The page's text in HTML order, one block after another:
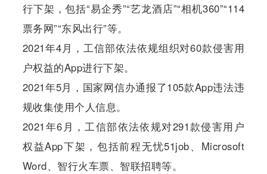
行下架，包括“易企秀”“艺龙酒店”“相机360”“114
票务网”“东风出行”等。
2021年4月，工信部依法依规组织对60款侵害用
户权益的App进行下架。
2021年5月，国家网信办通报了105款App违法违
规收集使用个人信息。
2021年6月，工信部依法依规对291款侵害用户
权益App下架，包括前程无忧51job、Microsoft
Word、智行火车票、智联招聘等。